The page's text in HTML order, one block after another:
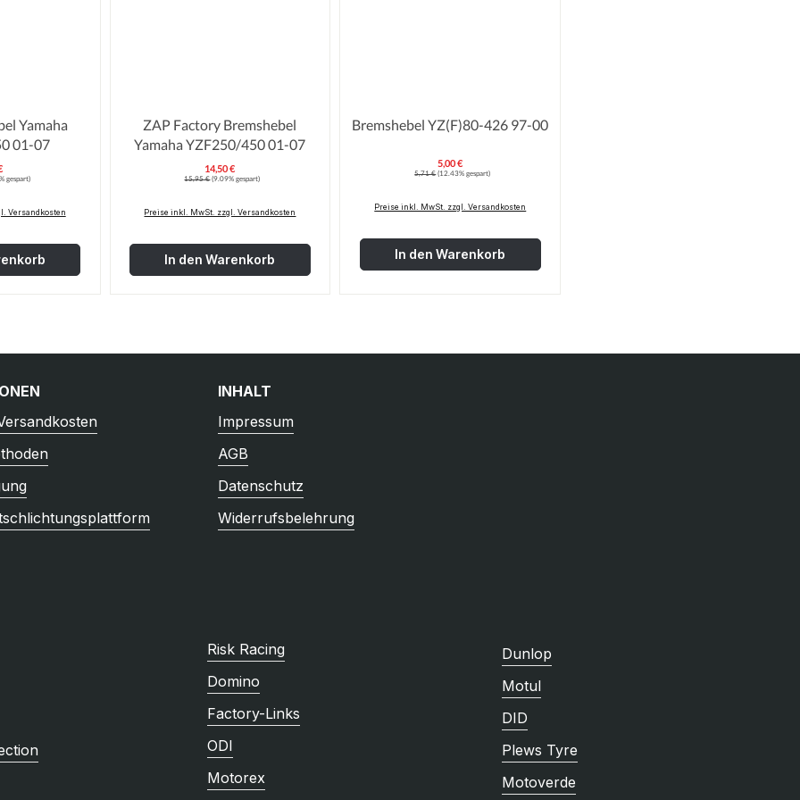
YZF250/450 01-07
gespart)
Versandkosten
ZAP Factory Bremshebel
Yamaha YZF250/450 01-07
Verkaufspreis:
14,50 €
Regulärer Preis:
15,95 € (9.09% gespart)
Preise inkl. MwSt. zzgl. Versandkosten
In den Warenkorb
Bremshebel YZ(F)80-426 97-00
Verkaufspreis:
5,00 €
Regulärer Preis:
5,71 € (12.43% gespart)
Preise inkl. MwSt. zzgl. Versandkosten
In den Warenkorb
INHALT
Impressum
AGB
Datenschutz
Widerrufsbelehrung
Risk Racing
Domino
Factory-Links
ODI
Motorex
Dunlop
Motul
DID
Plews Tyre
Motoverde